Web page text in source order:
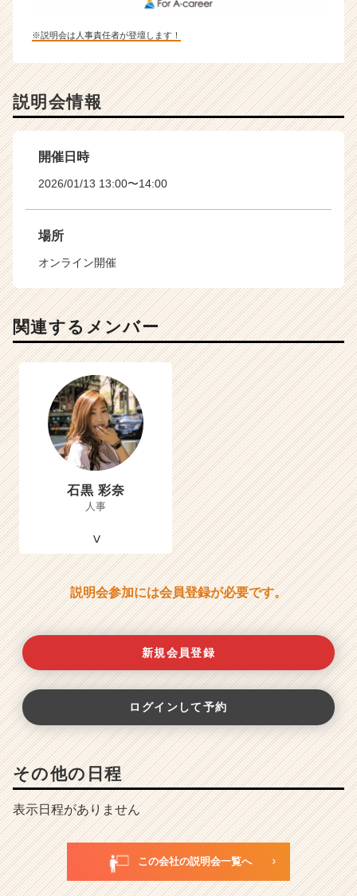
※説明会は人事責任者が登壇します！
説明会情報
開催日時
2026/01/13 13:00〜14:00
場所
オンライン開催
関連するメンバー
石黒 彩奈
人事
説明会参加には会員登録が必要です。
新規会員登録
ログインして予約
その他の日程
表示日程がありません
この会社の説明会一覧へ